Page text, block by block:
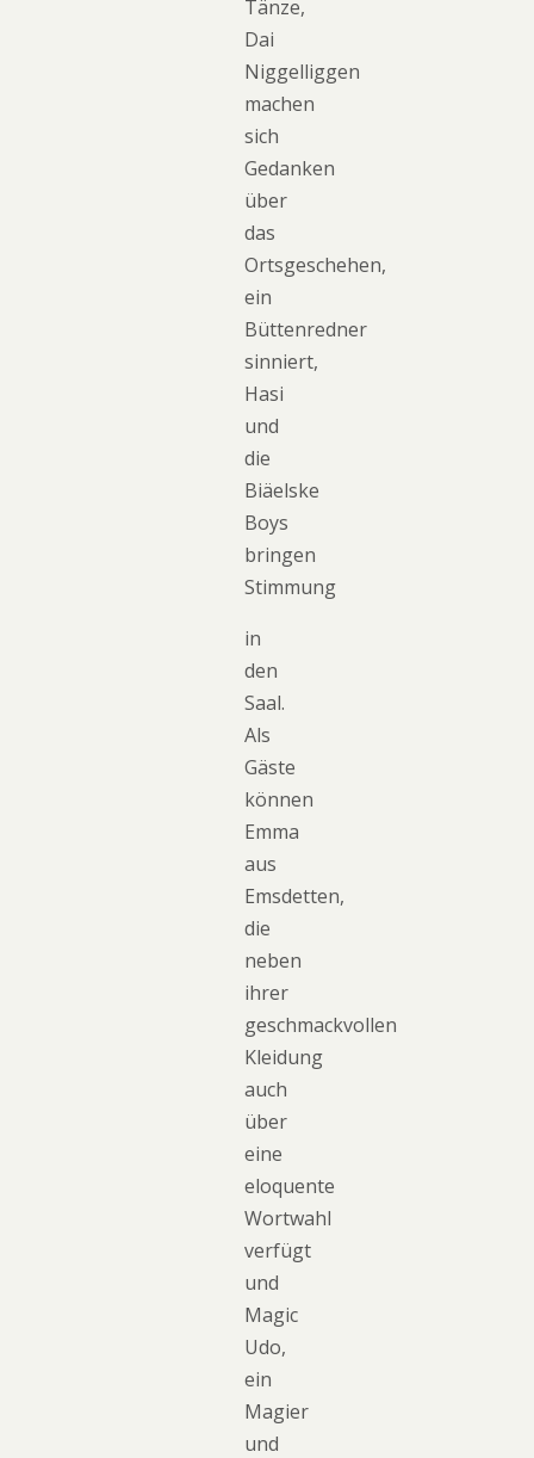
Tänze,
Dai
Niggelliggen
machen
sich
Gedanken
über
das
Ortsgeschehen,
ein
Büttenredner
sinniert,
Hasi
und
die
Biäelske
Boys
bringen
Stimmung
in
den
Saal.
Als
Gäste
können
Emma
aus
Emsdetten,
die
neben
ihrer
geschmackvollen
Kleidung
auch
über
eine
eloquente
Wortwahl
verfügt
und
Magic
Udo,
ein
Magier
und